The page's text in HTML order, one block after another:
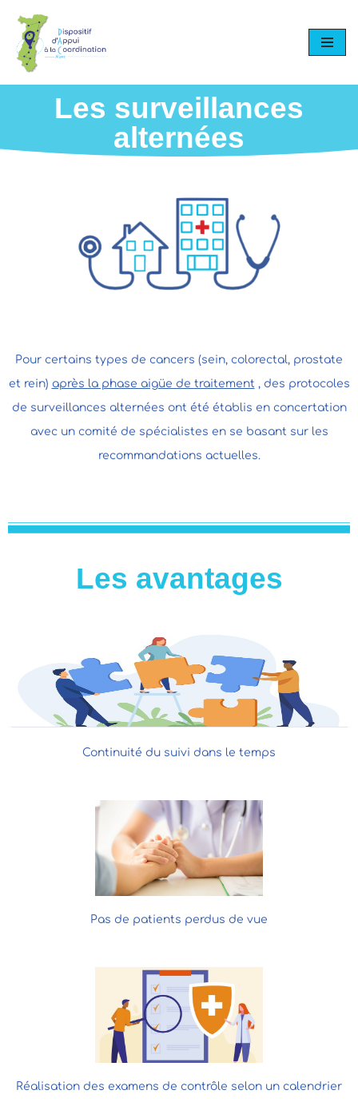
Aller
au
contenu
Les surveillances
alternées
Pour certains types de cancers (sein, colorectal, prostate
et rein) après la phase aigüe de traitement , des protocoles
de surveillances alternées ont été établis en concertation
avec un comité de spécialistes en se basant sur les
recommandations actuelles.
Les avantages
Continuité du suivi dans le temps
Pas de patients perdus de vue
Réalisation des examens de contrôle selon un calendrier